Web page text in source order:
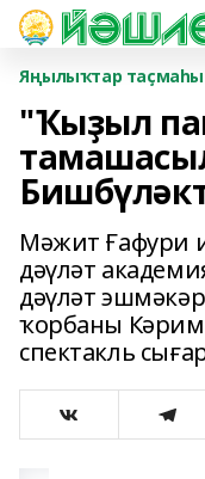
Яңылыҡтар таҫмаһы
"Ҡыҙыл
Мәжит Ғафури
дәүләт
дәүләт
ҡорбаны
спектакль